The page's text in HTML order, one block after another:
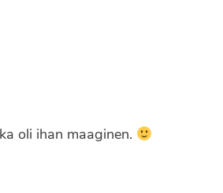
oli ihan maaginen.